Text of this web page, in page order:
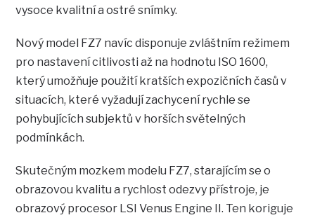
vysoce kvalitní a ostré snímky.
Nový model FZ7 navíc disponuje zvláštním režimem
pro nastavení citlivosti až na hodnotu ISO 1600,
který umožňuje použití kratších expozičních časů v
situacích, které vyžadují zachycení rychle se
pohybujících subjektů v horších světelných
podmínkách.
Skutečným mozkem modelu FZ7, starajícím se o
obrazovou kvalitu a rychlost odezvy přístroje, je
obrazový procesor LSI Venus Engine II. Ten koriguje